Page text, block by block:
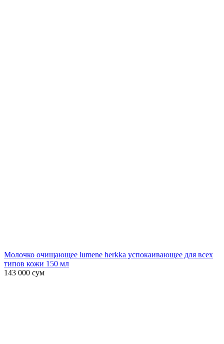
Молочко очищающее lumene herkka успокаивающее для всех
типов кожи 150 мл
143 000 сум